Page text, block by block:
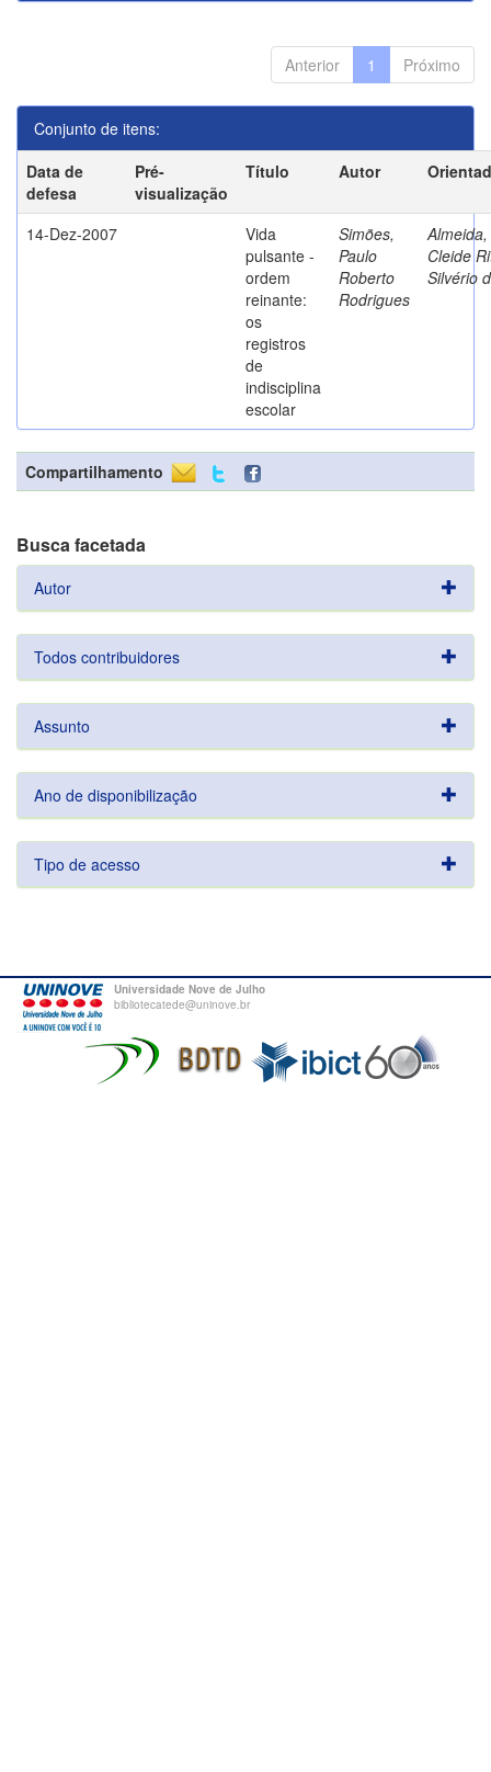
Anterior 1 Próximo
Conjunto de itens:
Data de
defesa
Pré-
visualização
Título Autor
14-Dez-2007
Vida
pulsante -
ordem
reinante:
os
registros
de
indisciplina
escolar
Simões,
Paulo
Roberto
Rodrigues
Almeida,
Cleide
Silvério
Compartilhamento
Busca facetada
Autor
Todos contribuidores
Assunto
Ano de disponibilização
Tipo de acesso
Universidade Nove de Julho
bibliotecatede@uninove.br